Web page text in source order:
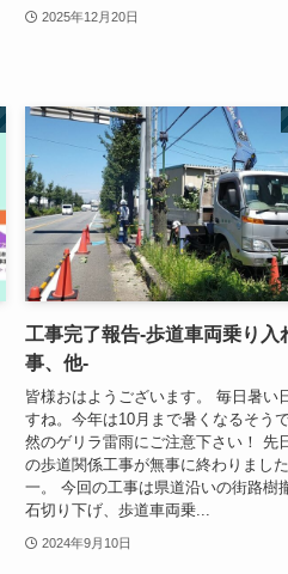
2025年12月20日
工事完了報告-歩道車両乗り入
事、他-
皆様おはようございます。 毎日暑い
すね。今年は10月まで暑くなるそう
然のゲリラ雷雨にご注意下さい！ 先
の歩道関係工事が無事に終わりまし
一。 今回の工事は県道沿いの街路樹
石切り下げ、歩道車両乗...
2024年9月10日